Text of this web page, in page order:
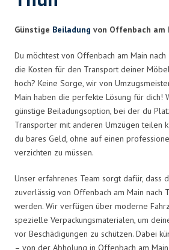
Günstige Beiladung von Offenbach am
Du möchtest von Offenbach am Main
die Kosten für den Transport deiner
hoch? Keine Sorge, wir von
Main haben die perfekte Lösung für dich!
günstige Beiladungsoption, bei der du
Transporter mit anderen Umzügen teilen
du bares Geld, ohne auf einen
verzichten zu müssen.
Unser erfahrenes Team sorgt dafür, dass
zuverlässig von Offenbach am Main nach
werden. Wir verfügen über moderne
spezielle Verpackungsmaterialen, um
vor Beschädigungen zu schützen. Dabei
– von der Abholung in Offenbach am